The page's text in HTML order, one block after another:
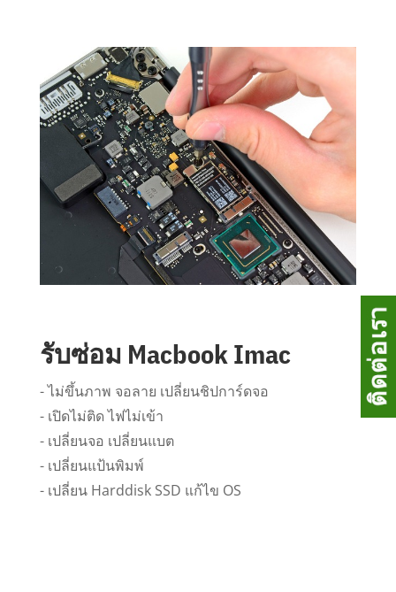
รับซ่อม Macbook Imac
- ไม่ขึ้นภาพ จอลาย เปลี่ยนชิปการ์ดจอ
- เปิดไม่ติด ไฟไม่เข้า
- เปลี่ยนจอ เปลี่ยนแบต
- เปลี่ยนแป้นพิมพ์
- เปลี่ยน Harddisk SSD แก้ไข OS